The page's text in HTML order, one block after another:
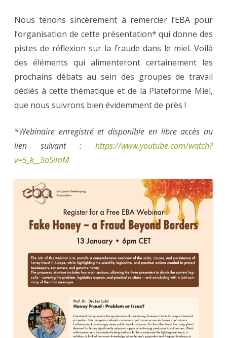
Nous tenons sincèrement à remercier l’EBA pour
l’organisation de cette présentation* qui donne des
pistes de réflexion sur la fraude dans le miel. Voilà
des éléments qui alimenteront certainement les
prochains débats au sein des groupes de travail
dédiés à cette thématique et de la Plateforme Miel,
que nous suivrons bien évidemment de près !
*Webinaire enregistré et disponible en libre accès au
lien suivant : https://www.youtube.com/watch?
v=5_k__3oSlmM